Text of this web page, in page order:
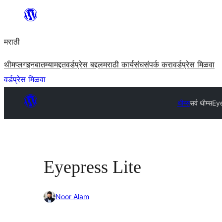
सामुग्रीवर
मराठी
थीमप्लगइनबातम्यामद्दतवर्डप्रेस बद्दलमराठी कार्यसंघसंपर्क करावर्डप्रेस मिळवा
वर्डप्रेस मिळवा
थीम्ससर्व थीम्स
Eyepress Lite
Noor Alam